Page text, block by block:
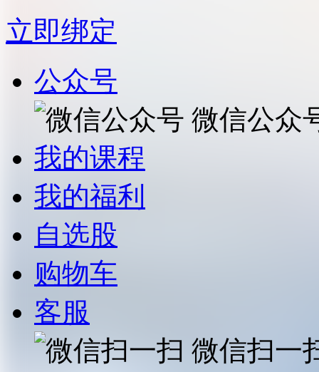
立即绑定
公众号
微信公众
我的课程
我的福利
自选股
购物车
客服
微信扫一